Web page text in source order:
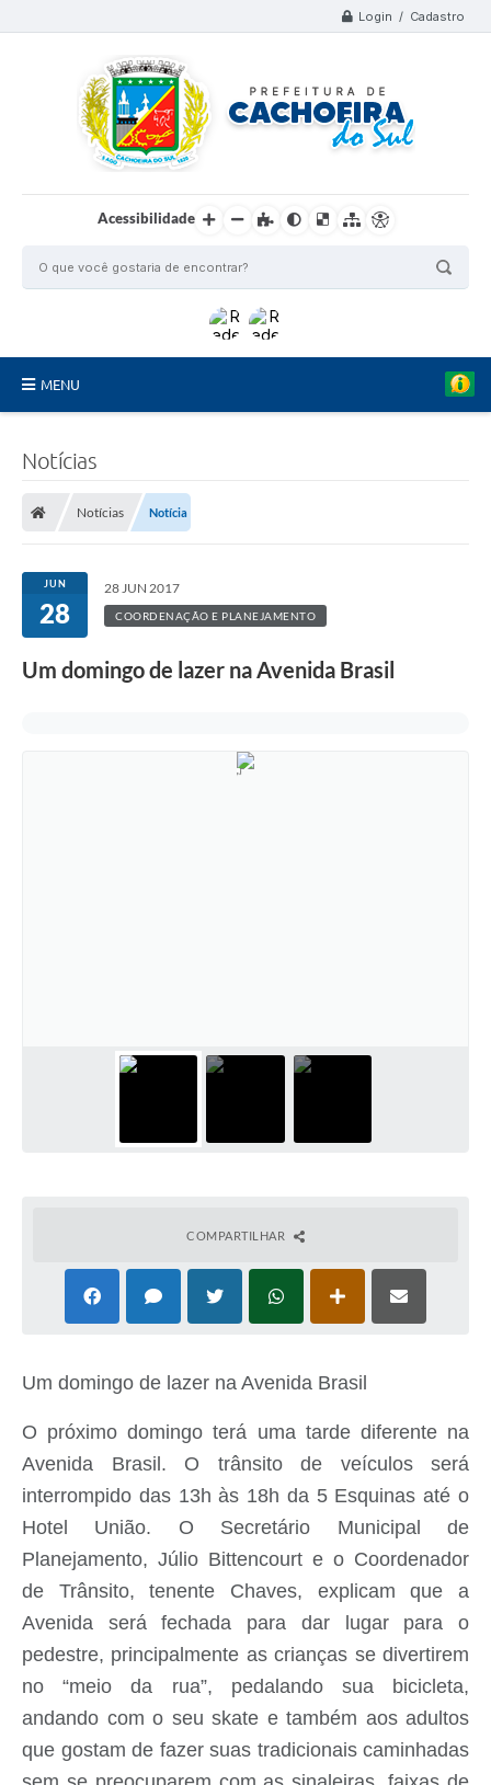
Login / Cadastro
Acessibilidade
MENU
Conselhos Municipais
Serviços on-line
Serviços Online
Agenda
Notícias
Contato
Notícias
Notícias Notícia
JUN
28
28 JUN 2017
COORDENAÇÃO E PLANEJAMENTO
Um domingo de lazer na Avenida Brasil
COMPARTILHAR
Um domingo de lazer na Avenida Brasil
O próximo domingoterá uma tarde diferente na
Avenida Brasil. O trânsito de veículos será
interrompido das 13hàs 18h da 5Esquinas até o
Hotel União. O Secretário Municipal de
Planejamento, Júlio Bittencourt e o Coordenador
de Trânsito,tenente Chaves, explicam que a
Avenida será fechada para dar lugar para o
pedestre, principalmente as crianças se divertirem
no “meio da rua”, pedalando sua bicicleta,
andando com o seu skate e também aos adultos
que gostam de fazer suas tradicionais caminhadas